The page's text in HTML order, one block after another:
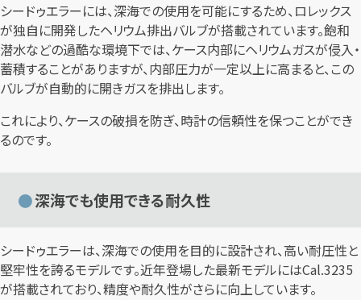
シードゥエラーには、深海での使用を可能にするため、ロレックス
が独自に開発したヘリウム排出バルブが搭載されています。飽和
潜水などの過酷な環境下では、ケース内部にヘリウムガスが侵入・
蓄積することがありますが、内部圧力が一定以上に高まると、この
バルブが自動的に開きガスを排出します。
これにより、ケースの破損を防ぎ、時計の信頼性を保つことができ
るのです。
深海でも使用できる耐久性
シードゥエラーは、深海での使用を目的に設計され、高い耐圧性と
堅牢性を誇るモデルです。近年登場した最新モデルにはCal.3235
が搭載されており、精度や耐久性がさらに向上しています。